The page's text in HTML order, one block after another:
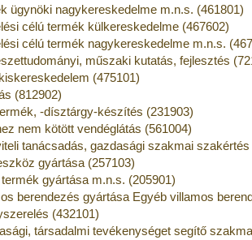
ügynöki nagykereskedelme m.n.s. (461801)
célú termék külkereskedelme (467602)
célú termék nagykereskedelme m.n.s.
műszaki kutatás, fejlesztés
(475101)
(812902)
-dísztárgy-készítés (231903)
nem kötött vendéglátás (561004)
tanácsadás, gazdasági szakmai
gyártása (257103)
gyártása m.n.s. (205901)
berendezés gyártása Egyéb villamos
(432101)
társadalmi tevékenységet segítő